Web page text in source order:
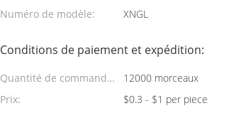
Numéro de modèle:
XNGL
Conditions de paiement et expédition:
Quantité de commande
min:
12000 morceaux
Prix:
$0.3 - $1 per piece